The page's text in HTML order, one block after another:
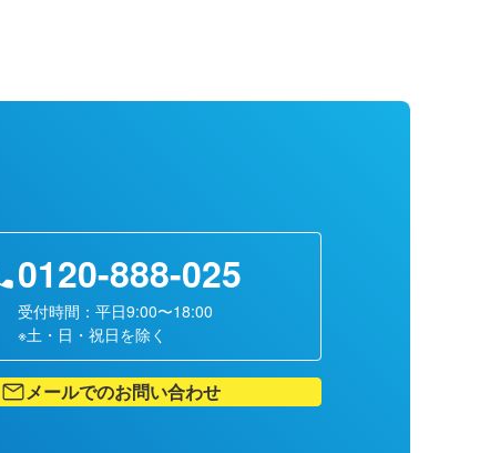
0120-888-025
受付時間：平日9:00〜18:00
※土・日・祝日を除く
メールでのお問い合わせ